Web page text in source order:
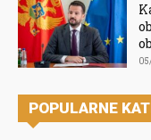
POPULARNE